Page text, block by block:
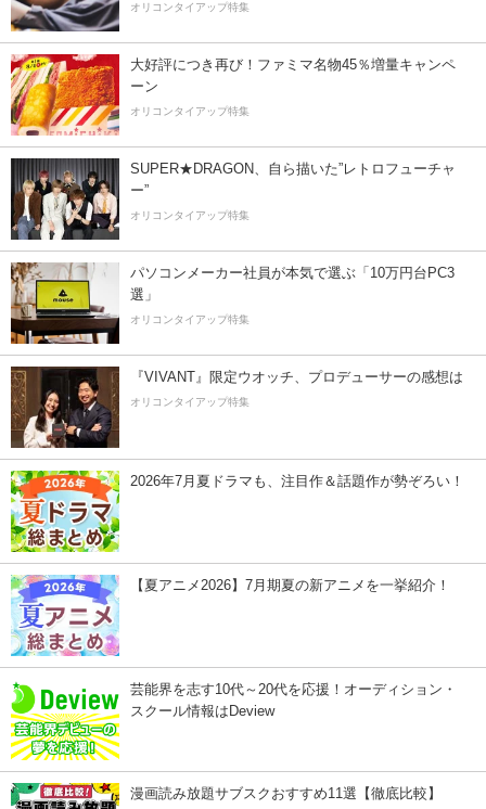
オリコンタイアップ特集
大好評につき再び！ファミマ名物45％増量キャンペ
ーン
オリコンタイアップ特集
SUPER★DRAGON、自ら描いた”レトロフューチャ
ー”
オリコンタイアップ特集
パソコンメーカー社員が本気で選ぶ「10万円台PC3
選」
オリコンタイアップ特集
『VIVANT』限定ウオッチ、プロデューサーの感想は
オリコンタイアップ特集
2026年7月夏ドラマも、注目作＆話題作が勢ぞろい！
【夏アニメ2026】7月期夏の新アニメを一挙紹介！
芸能界を志す10代～20代を応援！オーディション・
スクール情報はDeview
漫画読み放題サブスクおすすめ11選【徹底比較】